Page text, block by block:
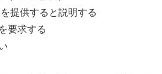
提供すると説明する
要求する